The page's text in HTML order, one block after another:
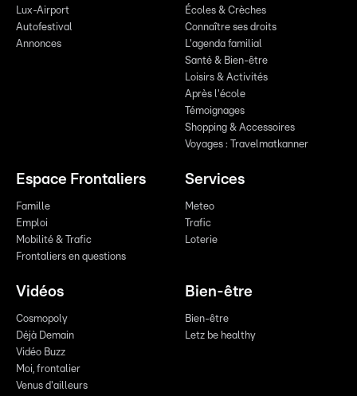
Lux-Airport
Autofestival
Annonces
Écoles & Crèches
Connaître ses droits
L'agenda familial
Santé & Bien-être
Loisirs & Activités
Après l'école
Témoignages
Shopping & Accessoires
Voyages : Travelmatkanner
Espace Frontaliers
Famille
Emploi
Mobilité & Trafic
Frontaliers en questions
Services
Meteo
Trafic
Loterie
Vidéos
Cosmopoly
Déjà Demain
Vidéo Buzz
Moi, frontalier
Venus d'ailleurs
Bien-être
Bien-être
Letz be healthy